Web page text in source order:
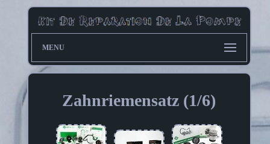
MENU
Zahnriemensatz (1/6)